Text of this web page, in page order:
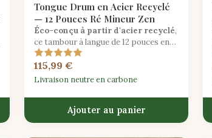
Tongue Drum en Acier Recyclé
— 12 Pouces Ré Mineur Zen
Éco-conçu à partir d'acier recyclé,
ce tambour à langue de 12 pouces en
ré mineur produit des tonalités
profondément apaisantes idéales
pour la méditation et la guérison
115,99 €
Livraison neutre en carbone
Ajouter au panier